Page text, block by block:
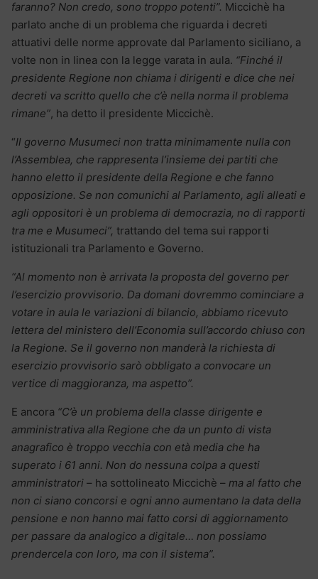
faranno? Non credo, sono troppo potenti”. Miccichè ha
parlato anche di un problema che riguarda i decreti
attuativi delle norme approvate dal Parlamento siciliano, a
volte non in linea con la legge varata in aula. “Finché il
presidente Regione non chiama i dirigenti e dice che nei
decreti va scritto quello che c’è nella norma il problema
rimane”, ha detto il presidente Miccichè.
“Il governo Musumeci non tratta minimamente nulla con
l’Assemblea, che rappresenta l’insieme dei partiti che
hanno eletto il presidente della Regione e che fanno
opposizione. Se non comunichi al Parlamento, agli alleati e
agli oppositori è un problema di democrazia, no di rapporti
tra me e Musumeci”, trattando del tema sui rapporti
istituzionali tra Parlamento e Governo.
“Al momento non è arrivata la proposta del governo per
l’esercizio provvisorio. Da domani dovremmo cominciare a
votare in aula le variazioni di bilancio, abbiamo ricevuto
lettera del ministero dell’Economia sull’accordo chiuso con
la Regione. Se il governo non manderà la richiesta di
esercizio provvisorio sarò obbligato a convocare un
vertice di maggioranza, ma aspetto”.
E ancora “C’è un problema della classe dirigente e
amministrativa alla Regione che da un punto di vista
anagrafico è troppo vecchia con età media che ha
superato i 61 anni. Non do nessuna colpa a questi
amministratori – ha sottolineato Miccichè – ma al fatto che
non ci siano concorsi e ogni anno aumentano la data della
pensione e non hanno mai fatto corsi di aggiornamento
per passare da analogico a digitale… non possiamo
prendercela con loro, ma con il sistema”.